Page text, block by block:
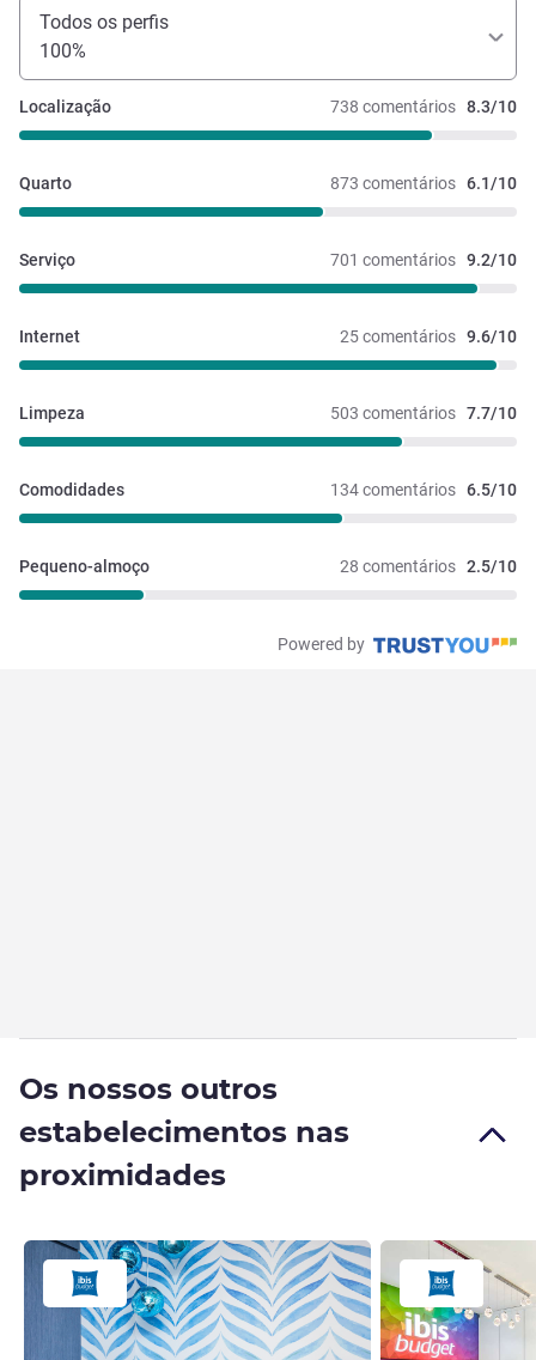
Todos os perfis
100%
738 comentários 8.3/10
Localização
873 comentários 6.1/10
Quarto
701 comentários 9.2/10
Serviço
25 comentários 9.6/10
Internet
503 comentários 7.7/10
Limpeza
134 comentários 6.5/10
Comodidades
28 comentários 2.5/10
Pequeno-almoço
Powered by
Os nossos outros
estabelecimentos nas
proximidades